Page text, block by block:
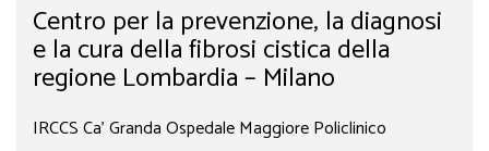
Centro per la prevenzione, la diagnosi
e la cura della fibrosi cistica della
regione Lombardia – Milano
IRCCS Ca’ Granda Ospedale Maggiore Policlinico